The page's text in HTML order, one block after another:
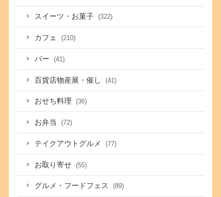
スイーツ・お菓子 (322)
カフェ (210)
バー (41)
百貨店物産展・催し (41)
おせち料理 (36)
お弁当 (72)
テイクアウトグルメ (77)
お取り寄せ (55)
グルメ・フードフェス (89)